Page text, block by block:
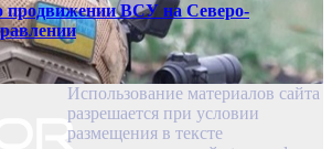
продвижении ВСУ на Северо-
Использование материалов сайта
разрешается при условии
размещения в тексте